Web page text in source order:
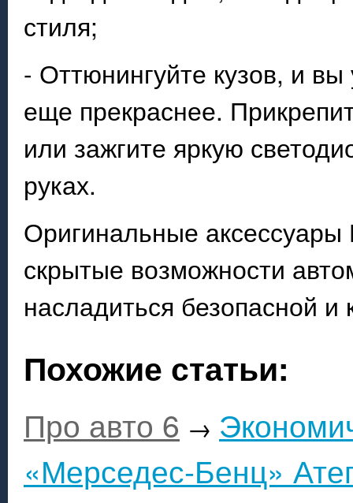
стиля;
- Оттюнингуйте кузов, и
еще прекраснее.
или зажгите яркую
руках.
Оригинальные аксессуары
скрытые возможности
насладиться безопасной
Похожие статьи:
Про авто 6 →
«Мерседес-Бенц»